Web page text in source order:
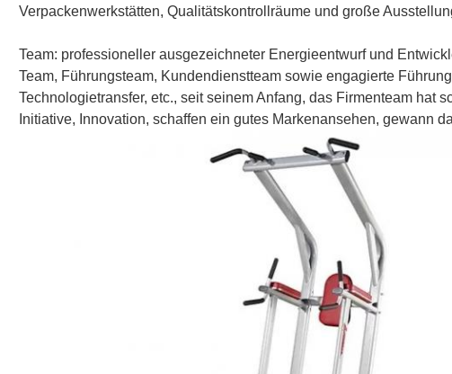
Verpackenwerkstätten, Qualitätskontrollräume und große
Team: professioneller ausgezeichneter Energieentwurf und
Team, Führungsteam, Kundendienstteam sowie engagierte
Technologietransfer, etc., seit seinem Anfang, das Firmenteam hat
Initiative, Innovation, schaffen ein gutes Markenansehen, gewann